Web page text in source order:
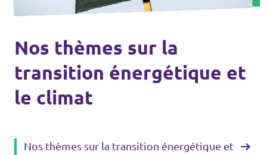
Nos thèmes sur la
transition énergétique et
le climat
Nos thèmes sur la transition énergétique et